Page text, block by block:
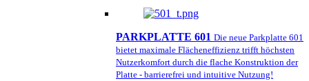
PARKPLATTE 601 Die neue Parkplatte 601
bietet maximale Flächeneffizienz trifft höchsten
Nutzerkomfort durch die flache Konstruktion der
Platte - barrierefrei und intuitive Nutzung!